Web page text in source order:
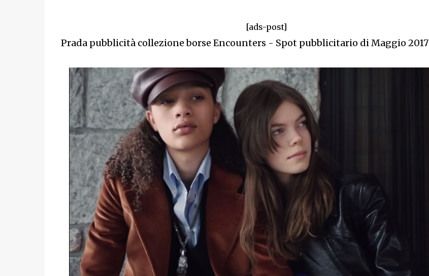
[ads-post]
Prada pubblicità collezione borse Encounters - Spot pubblicitario di Maggio 2017